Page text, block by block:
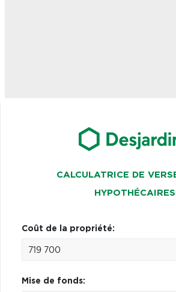
CALCULATRICE DE
HYPOTHÉCAIRES
Coût de la propriété:
Mise de fonds: